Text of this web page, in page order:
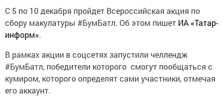
С 5 по 10 декабря пройдет Всероссийская акция по
сбору макулатуры #БумБатл. Об этом пишет ИА «Татар-
информ».
В рамках акции в соцсетях запустили челлендж
#БумБатл, победители которого смогут пообщаться с
кумиром, которого определят сами участники, отмечая
его аккаунт.